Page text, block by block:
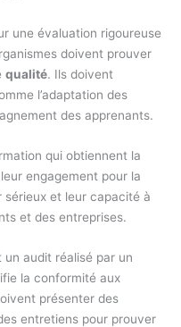
une évaluation rigoureuse
doivent prouver
qualité. Ils doivent
l’adaptation des
des apprenants.
qui obtiennent la
engagement pour la
sérieux et leur capacité à
et des entreprises.
audit réalisé par un
la conformité aux
présenter des
entretiens pour prouver